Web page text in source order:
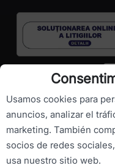
Copyright ©
Usamos cookies para
anuncios, analizar el
marketing. También
socios de redes
usa nuestro sitio web.